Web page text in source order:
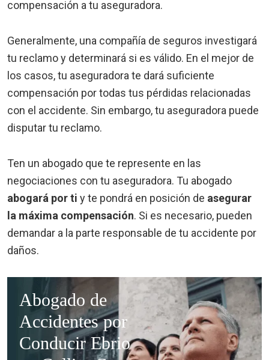
compensación a tu aseguradora.
Generalmente, una compañía de seguros investigará
tu reclamo y determinará si es válido. En el mejor de
los casos, tu aseguradora te dará suficiente
compensación por todas tus pérdidas relacionadas
con el accidente. Sin embargo, tu aseguradora puede
disputar tu reclamo.
Ten un abogado que te represente en las
negociaciones con tu aseguradora. Tu abogado
abogará por ti y te pondrá en posición de asegurar
la máxima compensación. Si es necesario, pueden
demandar a la parte responsable de tu accidente por
daños.
Abogado de
Accidentes por
Conducir Ebrio